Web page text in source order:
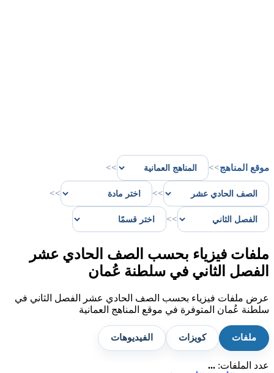
موقع المناهج>>
>>
>>
>>
>>
ملفات فيزياء بحسب الصف الحادي عشر
الفصل الثاني في سلطنة عُمان
عرض ملفات فيزياء بحسب الصف الحادي عشر الفصل الثاني في
سلطنة عُمان المتوفرة في موقع المناهج العمانية
ملفات كويزات الفيديوهات
عدد الملفات: ...